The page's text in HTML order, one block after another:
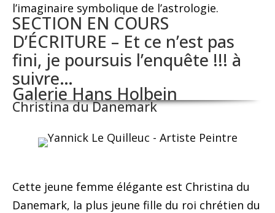
l’imaginaire symbolique de l’astrologie.
SECTION EN COURS
D’ÉCRITURE – Et ce n’est pas
fini, je poursuis l’enquête !!! à
suivre…
Galerie Hans Holbein
Christina du Danemark
Cette jeune femme élégante est Christina du
Danemark, la plus jeune fille du roi chrétien du